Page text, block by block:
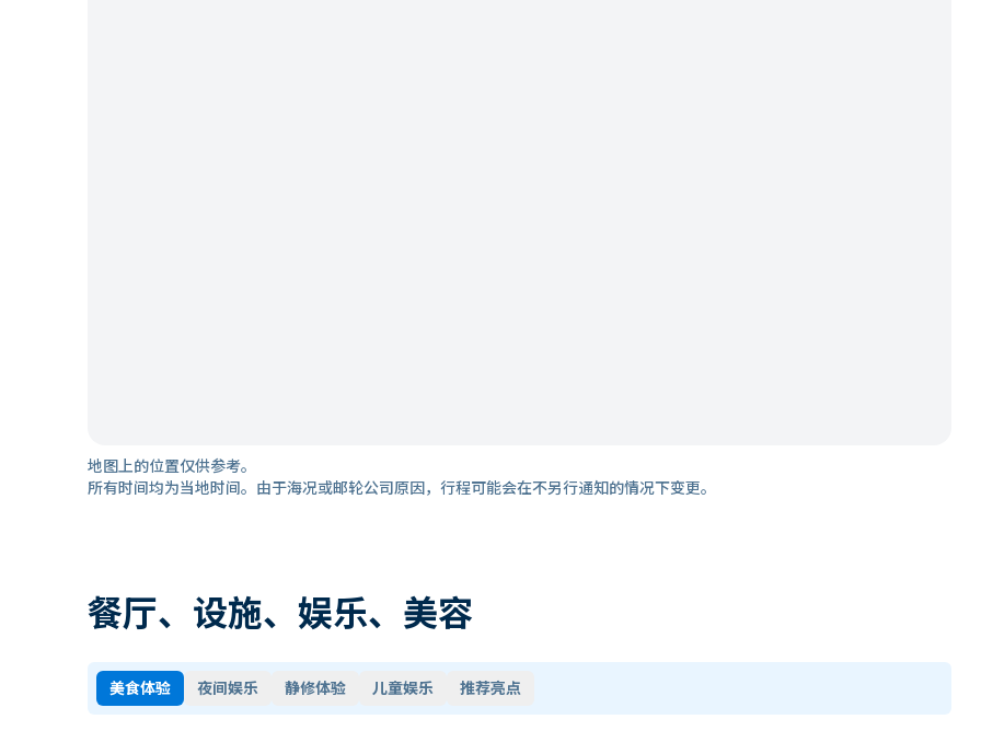
地图上的位置仅供参考。
所有时间均为当地时间。由于海况或邮轮公司原因，行程可能会在不另行通知的情况下变更。
餐厅、设施、娱乐、美容
美食体验 夜间娱乐 静修体验 儿童娱乐 推荐亮点